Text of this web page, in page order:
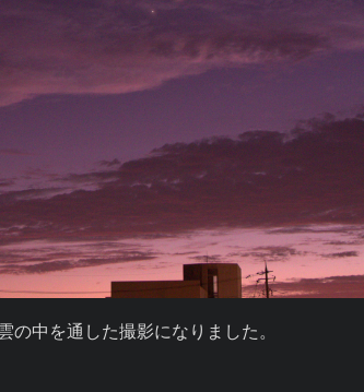
中を通した撮影になりました。